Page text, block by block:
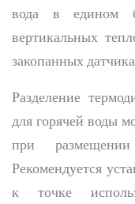
вода в едином
вертикальных
закопанных
Разделение
для горячей воды
при
Рекомендуется
к точке